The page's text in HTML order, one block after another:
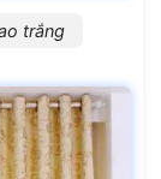
trắng